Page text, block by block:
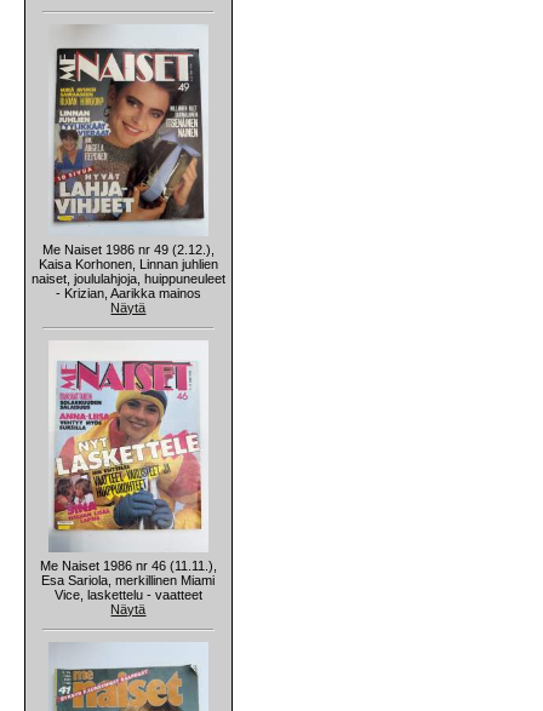
Me Naiset 1986 nr 49 (2.12.),
Kaisa Korhonen, Linnan juhlien
naiset, joululahjoja, huippuneuleet
- Krizian, Aarikka mainos
Näytä
Me Naiset 1986 nr 46 (11.11.),
Esa Sariola, merkillinen Miami
Vice, laskettelu - vaatteet
Näytä